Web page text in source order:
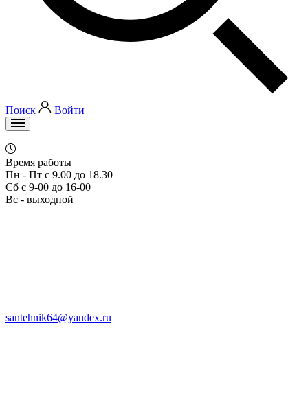
Поиск Войти
Время работы
Пн - Пт с 9.00 до 18.30
Сб с 9-00 до 16-00
Вс - выходной
santehnik64@yandex.ru